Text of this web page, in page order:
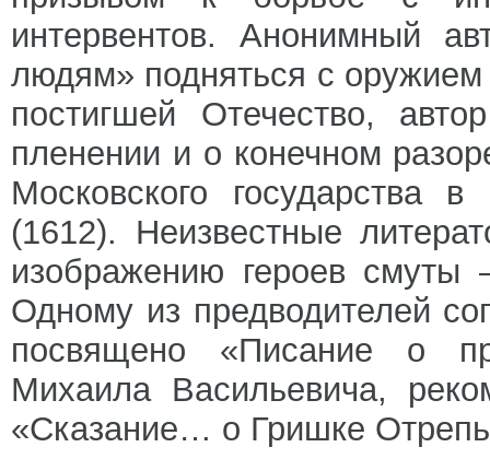
интервентов. Анонимный
людям» подняться с оружием
постигшей Отечество,
пленении и о конечном
Московского государства
(1612). Неизвестные
изображению героев смуты
Одному из предводителей
посвящено «Писание о
Михаила Васильевича,
«Сказание… о Гришке